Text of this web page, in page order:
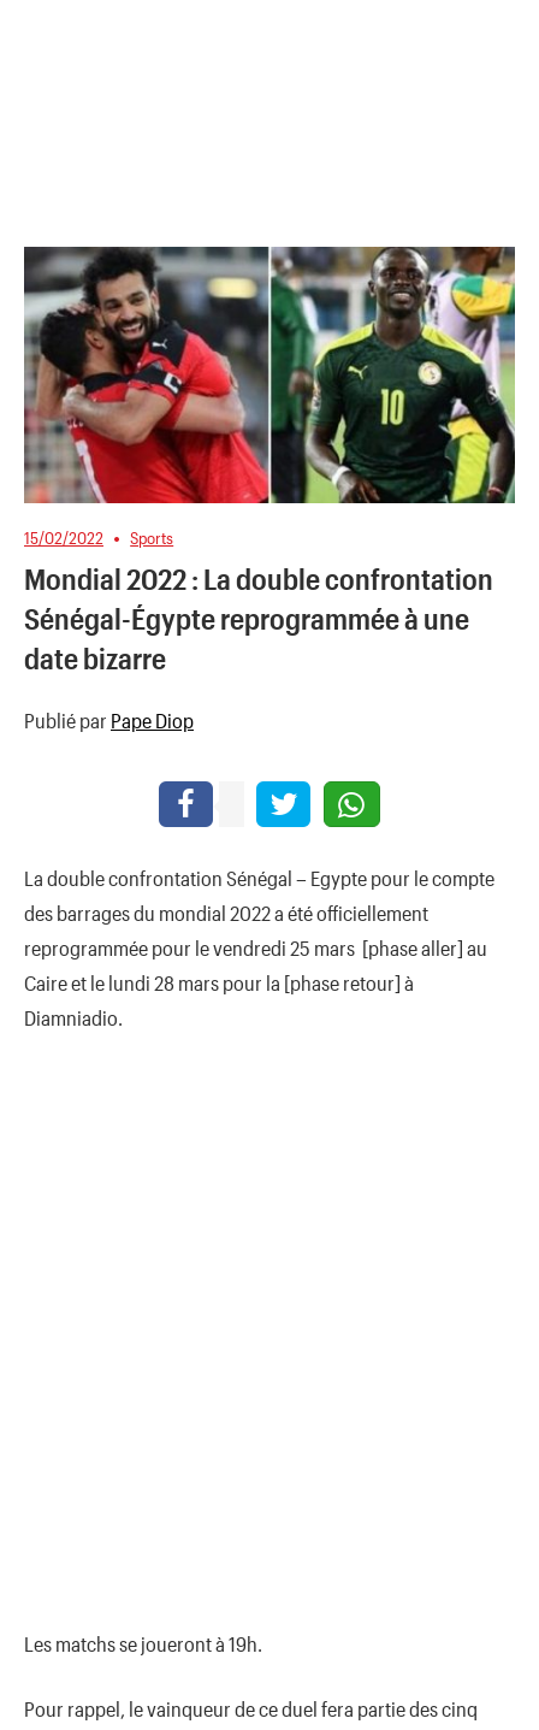
15/02/2022 Sports
Mondial 2022 : La double confrontation
Sénégal-Égypte reprogrammée à une
date bizarre
Publié par Pape Diop
La double confrontation Sénégal – Egypte pour le compte
des barrages du mondial 2022 a été officiellement
reprogrammée pour le vendredi 25 mars [phase aller] au
Caire et le lundi 28 mars pour la [phase retour] à
Diamniadio.
Les matchs se joueront à 19h.
Pour rappel, le vainqueur de ce duel fera partie des cinq